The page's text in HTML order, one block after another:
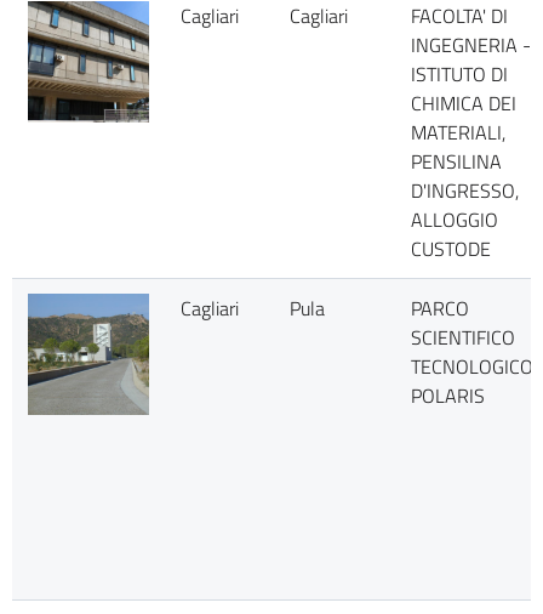
Cagliari Cagliari
FACOLTA' DI
INGEGNERIA -
ISTITUTO DI
CHIMICA DEI
MATERIALI,
PENSILINA
D'INGRESSO,
ALLOGGIO
CUSTODE
Cagliari Pula
PARCO
SCIENTIFICO
TECNOLOGICO
POLARIS